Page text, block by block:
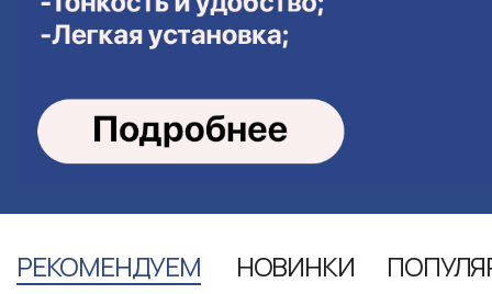
РЕКОМЕНДУЕМ НОВИНКИ